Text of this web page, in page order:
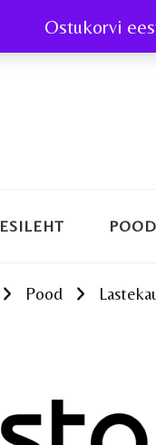
Ostukorvi
ESILEHT POOD
Pood